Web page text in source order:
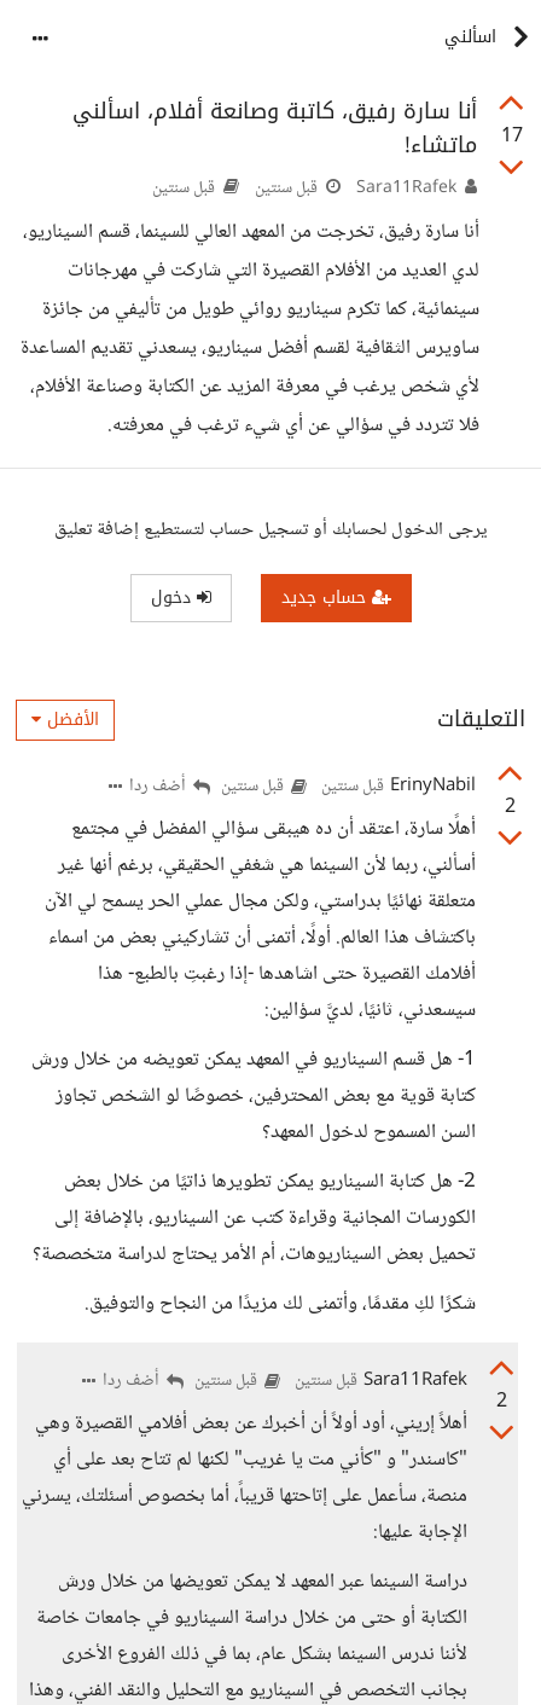
اسألني
17
أنا سارة رفيق، كاتبة وصانعة أفلام، اسألني
ماتشاء!
قبل سنتين قبل سنتين
أنا سارة رفيق، تخرجت من المعهد العالي للسينما، قسم السيناريو،
لدي العديد من الأفلام القصيرة التي شاركت في مهرجانات
سينمائية، كما تكرم سيناريو روائي طويل من تأليفي من جائزة
ساويرس الثقافية لقسم أفضل سيناريو، يسعدني تقديم المساعدة
لأي شخص يرغب في معرفة المزيد عن الكتابة وصناعة الأفلام،
فلا تتردد في سؤالي عن أي شيء ترغب في معرفته.
يرجى الدخول لحسابك أو تسجيل حساب لتستطيع إضافة تعليق
حساب جديد دخول
التعليقات الأفضل
2
ErinyNabil قبل سنتين قبل سنتين أضف ردا
أهلًا سارة، اعتقد أن ده هيبقى سؤالي المفضل في مجتمع
أسألني، ربما لأن السينما هي شغفي الحقيقي، برغم أنها غير
متعلقة نهائيًا بدراستي، ولكن مجال عملي الحر يسمح لي الآن
باكتشاف هذا العالم. أولًا، أتمنى أن تشاركيني بعض من اسماء
أفلامك القصيرة حتى اشاهدها -إذا رغبتِ بالطبع- هذا
سيسعدني، ثانيًا، لديَّ سؤالين:
1- هل قسم السيناريو في المعهد يمكن تعويضه من خلال ورش
كتابة قوية مع بعض المحترفين، خصوصًا لو الشخص تجاوز
السن المسموح لدخول المعهد؟
2- هل كتابة السيناريو يمكن تطويرها ذاتيًا من خلال بعض
الكورسات المجانية وقراءة كتب عن السيناريو، بالإضافة إلى
تحميل بعض السيناريوهات، أم الأمر يحتاج لدراسة متخصصة؟
شكرًا لكِ مقدمًا، وأتمنى لك مزيدًا من النجاح والتوفيق.
2
Sara11Rafek قبل سنتين قبل سنتين أضف ردا
أهلاً إريني، أود أولاً أن أخبرك عن بعض أفلامي القصيرة وهي
"كاسندر" و "كأني مت يا غريب" لكنها لم تتاح بعد على أي
منصة، سأعمل على إتاحتها قريباً، أما بخصوص أسئلتك، يسرني
الإجابة عليها:
دراسة السينما عبر المعهد لا يمكن تعويضها من خلال ورش
الكتابة أو حتى من خلال دراسة السيناريو في جامعات خاصة
لأننا ندرس السينما بشكل عام، بما في ذلك الفروع الأخرى
بجانب التخصص في السيناريو مع التحليل والنقد الفني، وهذا